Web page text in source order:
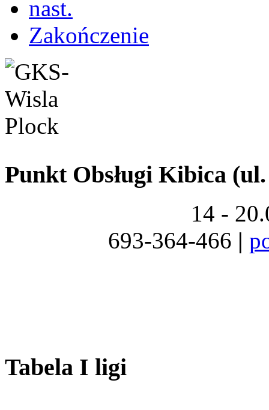
nast.
Zakończenie
Punkt Obsługi Kibica
14 -
693-364-466 |
Tabela I ligi